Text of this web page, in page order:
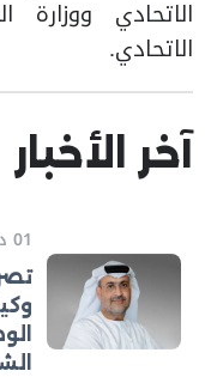
الاتحادي
الاتحادي.
آخر الأخبار
01 ديسمبر 2025